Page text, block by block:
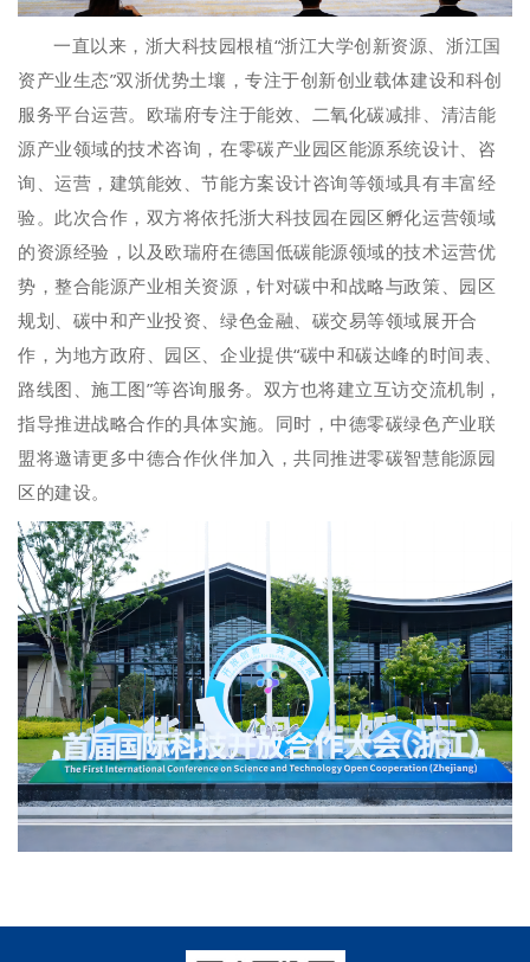
一直以来，浙大科技园根植“浙江大学创新资源、浙江国
资产业生态”双浙优势土壤，专注于创新创业载体建设和科创
服务平台运营。欧瑞府专注于能效、二氧化碳减排、清洁能
源产业领域的技术咨询，在零碳产业园区能源系统设计、咨
询、运营，建筑能效、节能方案设计咨询等领域具有丰富经
验。此次合作，双方将依托浙大科技园在园区孵化运营领域
的资源经验，以及欧瑞府在德国低碳能源领域的技术运营优
势，整合能源产业相关资源，针对碳中和战略与政策、园区
规划、碳中和产业投资、绿色金融、碳交易等领域展开合
作，为地方政府、园区、企业提供“碳中和碳达峰的时间表、
路线图、施工图”等咨询服务。双方也将建立互访交流机制，
指导推进战略合作的具体实施。同时，中德零碳绿色产业联
盟将邀请更多中德合作伙伴加入，共同推进零碳智慧能源园
区的建设。